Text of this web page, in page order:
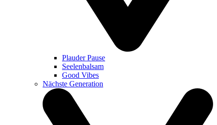
Plauder Pause
Seelenbalsam
Good Vibes
Nächste Generation